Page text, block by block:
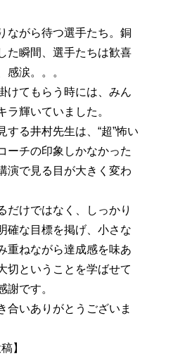
ながら待つ選手たち。銅
た瞬間、選手たちは歓喜
感涙。。。
けてもらう時には、みん
ラ輝いていました。
する井村先生は、“超”怖い
ーチの印象しかなかった
演で見る目が大きく変わ
だけではなく、しっかり
確な目標を掲げ、小さな
重ねながら達成感を味あ
切ということを学ばせて
謝です。
合いありがとうございま
】